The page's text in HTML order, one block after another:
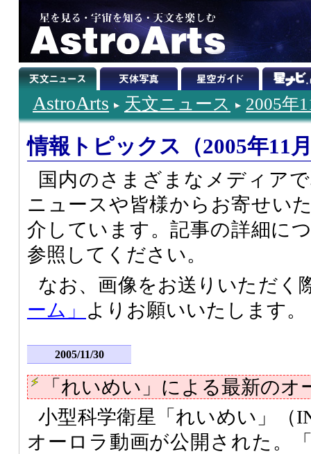
AstroArts 天文ニュース 2005年
情報トピックス（2005年11
国内のさまざまなメディア
ニュースや皆様からお寄せい
介しています。記事の詳細に
参照してください。
なお、画像をお送りいただく
ーム」 よりお願いいたします。
2005/11/30
「れいめい」による最新のオ
小型科学衛星「れいめい」（
オーロラ動画が公開された。